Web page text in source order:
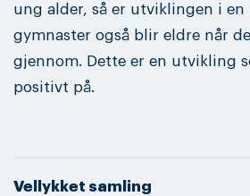
ung alder, så er utviklingen i
gymnaster også blir eldre når
gjennom. Dette er en utvikling
positivt på.
Vellykket samling